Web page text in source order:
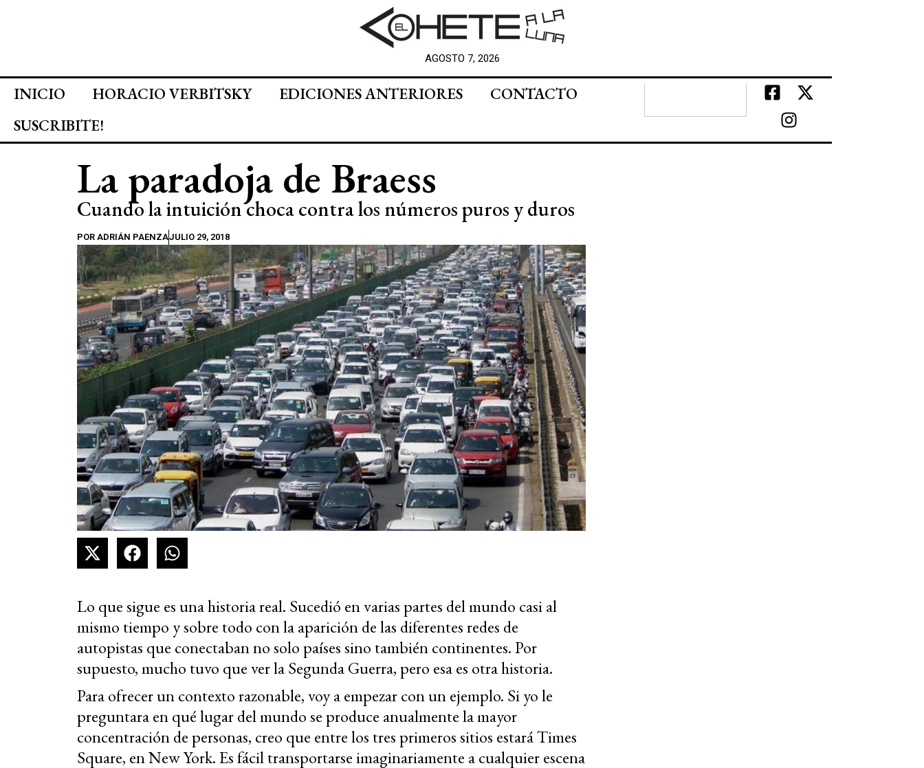
AGOSTO 7, 2026
INICIO HORACIO VERBITSKY EDICIONES ANTERIORES
CONTACTO
SUSCRIBITE!
La paradoja de Braess
Cuando la intuición choca contra los números puros y duros
POR ADRIÁN PAENZAJULIO 29, 2018
Lo que sigue es una historia real. Sucedió en varias partes del mundo casi al
mismo tiempo y sobre todo con la aparición de las diferentes redes de
autopistas que conectaban no solo países sino también continentes. Por
supuesto, mucho tuvo que ver la Segunda Guerra, pero esa es otra historia.
Para ofrecer un contexto razonable, voy a empezar con un ejemplo. Si yo le
preguntara en qué lugar del mundo se produce anualmente la mayor
concentración de personas, creo que entre los tres primeros sitios estará Times
Square, en New York. Es fácil transportarse imaginariamente a cualquier escena